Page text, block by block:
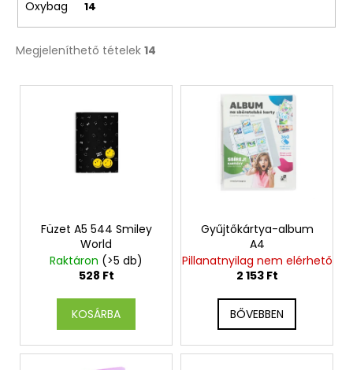
Oxybag 14
Megjeleníthető tételek 14
T
j
Füzet A5 544 Smiley
World
Raktáron (>5 db)
528 Ft
KOSÁRBA
Gyűjtőkártya-album
A4
Pillanatnyilag nem elérhető
2 153 Ft
BŐVEBBEN